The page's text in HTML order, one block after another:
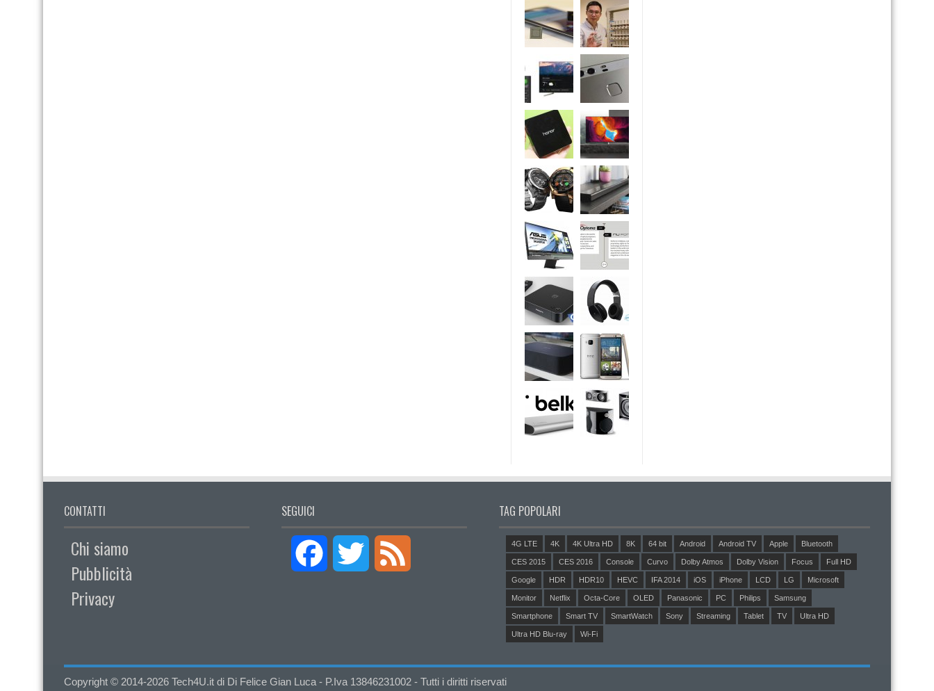
CONTATTI
Chi siamo
Pubblicità
Privacy
SEGUICI
Facebook Twitter
TAG POPOLARI
4G LTE 4K 4K Ultra HD 8K 64 bit Android Android TV Apple Bluetooth
CES 2015 CES 2016 Console Curvo Dolby Atmos Dolby Vision Focus Full HD
Google HDR HDR10 HEVC IFA 2014 iOS iPhone LCD LG Microsoft
Monitor Netflix Octa-Core OLED Panasonic PC Philips Samsung
Smartphone Smart TV SmartWatch Sony Streaming Tablet TV Ultra HD
Ultra HD Blu-ray Wi-Fi
Copyright © 2014-2026 Tech4U.it di Di Felice Gian Luca - P.Iva 13846231002 - Tutti i diritti riservati